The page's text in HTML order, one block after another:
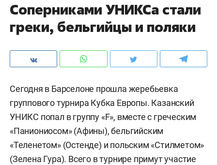
Соперниками УНИКСа стали
греки, бельгийцы и поляки
Сегодня в Барселоне прошла жеребьевка
группового турнира Кубка Европы. Казанский
УНИКС попал в группу «F», вместе с греческим
«Паниониосом» (Афины), бельгийским
«Теленетом» (Остенде) и польским «Стилметом»
(Зелена Гура). Всего в турнире примут участие